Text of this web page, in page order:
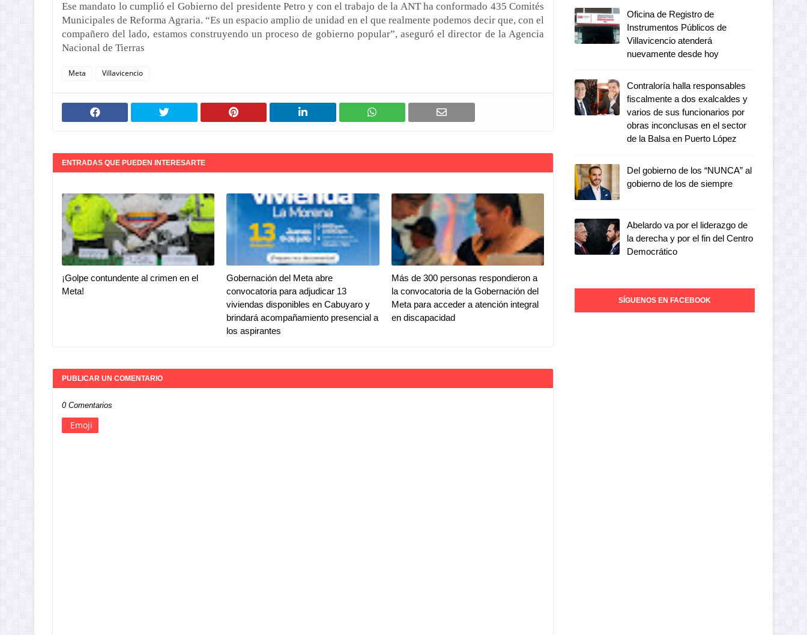
Ese mandato lo cumplió el Gobierno del presidente Petro y con el trabajo de la ANT ha conformado 435 Comités
Municipales de Reforma Agraria. “Es un espacio amplio de unidad en el que realmente podemos decir que, con el
compañero del lado, estamos construyendo un proceso de gobierno popular”, aseguró el director de la Agencia
Nacional de Tierras
Meta Villavicencio
ENTRADAS QUE PUEDEN INTERESARTE
¡Golpe contundente al crimen en el
Meta!
Gobernación del Meta abre
convocatoria para adjudicar 13
viviendas disponibles en Cabuyaro y
brindará acompañamiento presencial a
los aspirantes
Más de 300 personas respondieron a
la convocatoria de la Gobernación del
Meta para acceder a atención integral
en discapacidad
PUBLICAR UN COMENTARIO
0 Comentarios
Emoji
Oficina de Registro de
Instrumentos Públicos de
Villavicencio atenderá
nuevamente desde hoy
Contraloría halla responsables
fiscalmente a dos exalcaldes y
varios de sus funcionarios por
obras inconclusas en el sector
de la Balsa en Puerto López
Del gobierno de los “NUNCA” al
gobierno de los de siempre
Abelardo va por el liderazgo de
la derecha y por el fin del Centro
Democrático
SÍGUENOS EN FACEBOOK